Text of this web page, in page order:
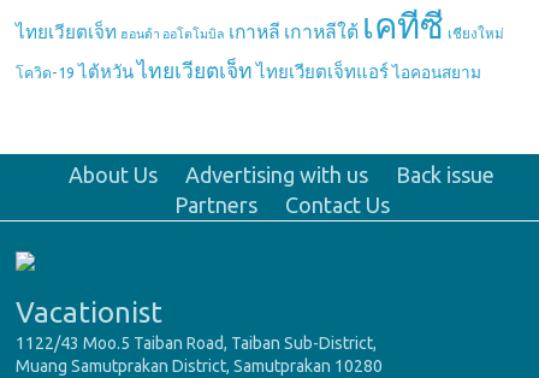
ไทยเวียตเจ็ท ฮอนด้า ออโตโมบิล เกาหลี เกาหลีใต้ เคทีซี เชียงใหม่
โควิด-19 ไต้หวัน ไทยเวียตเจ็ท ไทยเวียตเจ็ทแอร์ ไอคอนสยาม
About Us Advertising with us
Back issue
Partners
Contact Us
Vacationist
1122/43 Moo.5 Taiban Road, Taiban Sub-District,
Muang Samutprakan District, Samutprakan 10280